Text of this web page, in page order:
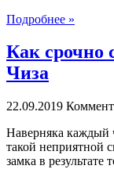
Подробнее »
Как срочно
Чиза
22.09.2019
Наверняка каждый
такой неприятной
замка в